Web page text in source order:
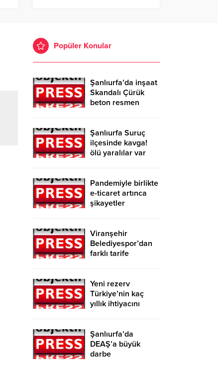
Popüler Konular
Şanlıurfa’da inşaat
Skandalı Çürük
beton resmen
Şanlıurfa Suruç
ilçesinde kavga!
ölü yaralılar var
Pandemiyle birlikte
e-ticaret artınca
şikayetler
Viranşehir
Belediyespor’dan
farklı tarife
Yeni rezerv
Türkiye’nin kaç
yıllık ihtiyacını
Şanlıurfa’da
DEAŞ’a büyük
darbe